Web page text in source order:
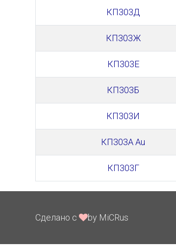
КП303Д
КП303Ж
КП303Е
КП303Б
КП303И
КП303А Au
КП303Г
Сделано с by MiCRus